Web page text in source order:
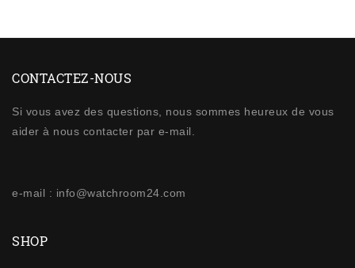
CONTACTEZ-NOUS
Si vous avez des questions, nous sommes heureux de vous
aider à nous contacter par e-mail.
e-mail : info@watchroom24.com
SHOP